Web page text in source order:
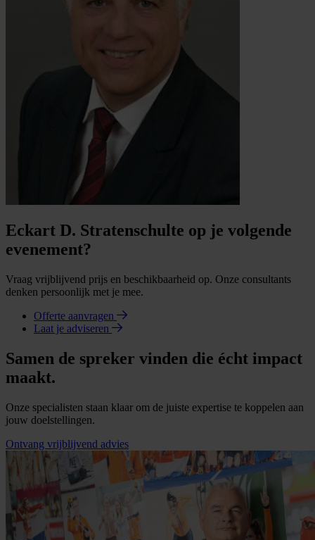
Eckart D. Stratenschulte op je volgende
evenement?
Vraag vrijblijvend prijs en beschikbaarheid op. Onze consultants
denken persoonlijk met je mee.
Offerte aanvragen
Laat je adviseren
Samen de spreker vinden die écht impact
maakt.
Onze specialisten staan klaar om de juiste expertise te koppelen aan
jouw doelstellingen.
Ontvang vrijblijvend advies